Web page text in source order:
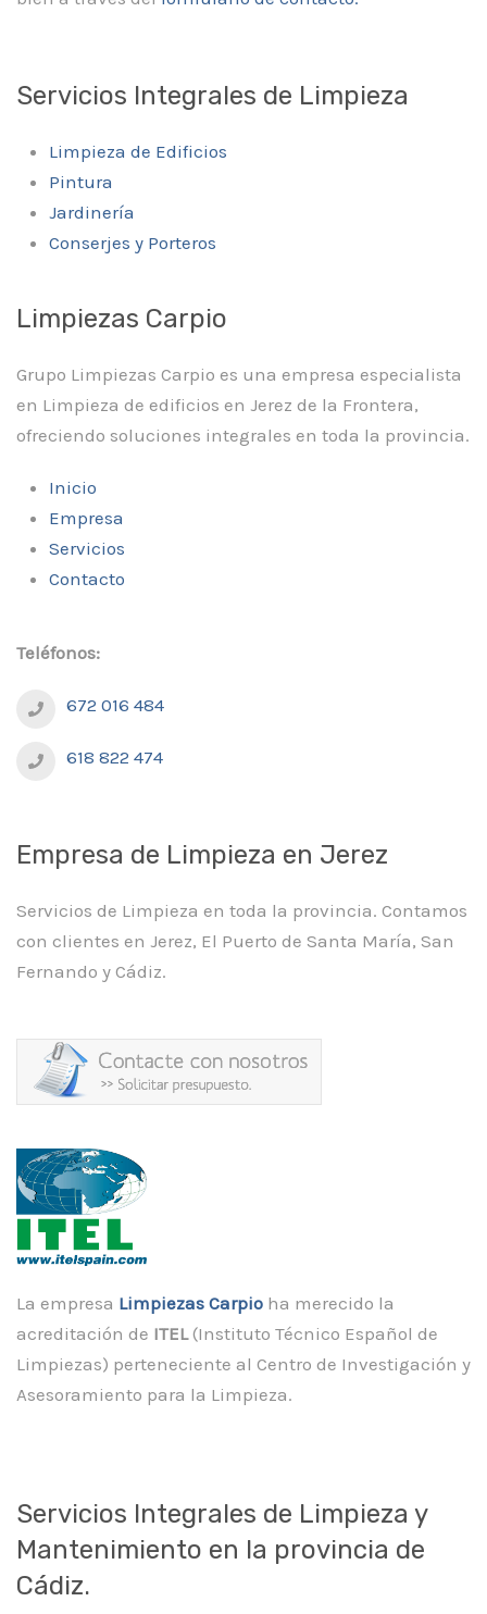
Servicios Integrales de Limpieza
Limpieza de Edificios
Pintura
Jardinería
Conserjes y Porteros
Limpiezas Carpio
Grupo Limpiezas Carpio es una empresa especialista
en Limpieza de edificios en Jerez de la Frontera,
ofreciendo soluciones integrales en toda la provincia.
Inicio
Empresa
Servicios
Contacto
Teléfonos:
672 016 484
618 822 474
Empresa de Limpieza en Jerez
Servicios de Limpieza en toda la provincia. Contamos
con clientes en Jerez, El Puerto de Santa María, San
Fernando y Cádiz.
La empresa Limpiezas Carpio ha merecido la
acreditación de ITEL(Instituto Técnico Español de
Limpiezas) perteneciente al Centro de Investigación y
Asesoramiento para la Limpieza.
Servicios Integrales de Limpieza y
Mantenimiento en la provincia de
Cádiz.